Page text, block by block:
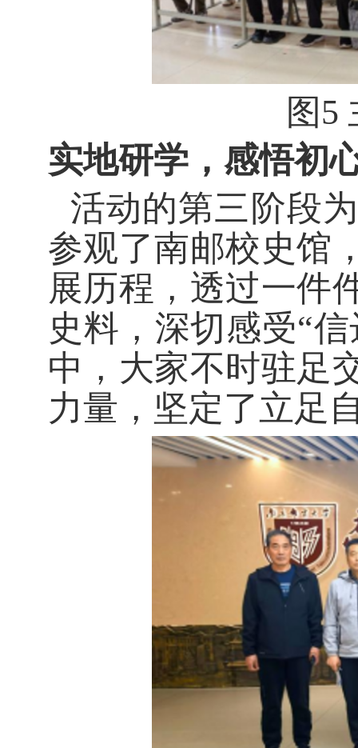
图5
实地研学，感悟初
活动的第三阶段
参观了南邮校史馆
展历程，透过一件
史料，深切感受“
中，大家不时驻足
力量，坚定了立足